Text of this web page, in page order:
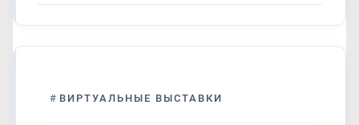
# ВИРТУАЛЬНЫЕ ВЫСТАВКИ